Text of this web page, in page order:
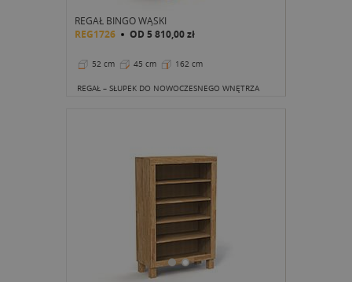
REGAŁ BINGO WĄSKI
REG1726 OD 5 810,00 zł
52 cm 45 cm 162 cm
REGAŁ – SŁUPEK DO NOWOCZESNEGO WNĘTRZA